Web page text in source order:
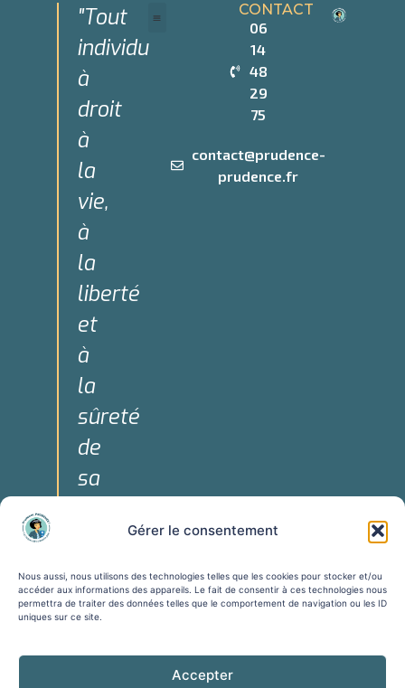
Gérer le consentement
Nous aussi, nous utilisons des technologies telles que les cookies pour stocker et/ou
accéder aux informations des appareils. Le fait de consentir à ces technologies nous
permettra de traiter des données telles que le comportement de navigation ou les ID
uniques sur ce site.
Accepter
"Tout
individu
à
droit
à
la
vie,
à
la
liberté
et
à
la
sûreté
de
sa
Déclaration
Universelle
des Droits
l'Homme
CONTACT
06
14
48
29
75
contact@prudence-
prudence.fr